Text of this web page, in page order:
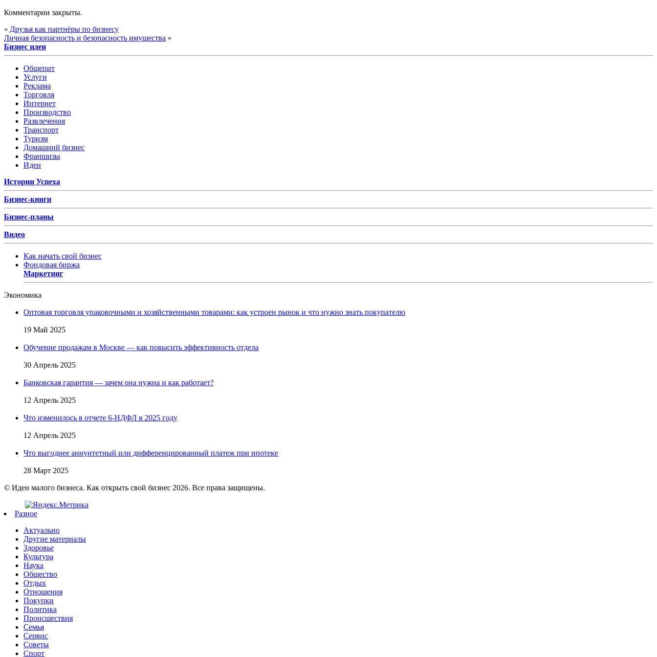
Комментарии закрыты.
« Друзья как партнёры по бизнесу
Личная безопасность и безопасность имущества »
Бизнес идеи
Общепит
Услуги
Реклама
Торговля
Интернет
Производство
Развлечения
Транспорт
Туризм
Домашний бизнес
Франшизы
Идеи
Истории Успеха
Бизнес-книги
Бизнес-планы
Видео
Как начать свой бизнес
Фондовая биржа
Маркетинг
Экономика
Оптовая торговля упаковочными и хозяйственными товарами: как устроен рынок и что нужно знать покупателю
19 Май 2025
Обучение продажам в Москве — как повысить эффективность отдела
30 Апрель 2025
Банковская гарантия — зачем она нужна и как работает?
12 Апрель 2025
Что изменилось в отчете 6-НДФЛ в 2025 году
12 Апрель 2025
Что выгоднее аннуитетный или дифференцированный платеж при ипотеке
28 Март 2025
© Идеи малого бизнеса. Как открыть свой бизнес 2026. Все права защищены.
Разное
Актуально
Другие материалы
Здоровье
Культура
Наука
Общество
Отдых
Отношения
Покупки
Политика
Происшествия
Семья
Сервис
Советы
Спорт